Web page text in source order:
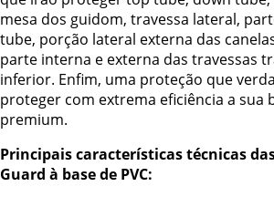
mesa dos guidom, travessa lateral,
tube, porção lateral externa das
parte interna e externa das travessas
inferior. Enfim, uma proteção que
proteger com extrema eficiência a sua
premium.
Principais características técnicas
Guard à base de PVC: